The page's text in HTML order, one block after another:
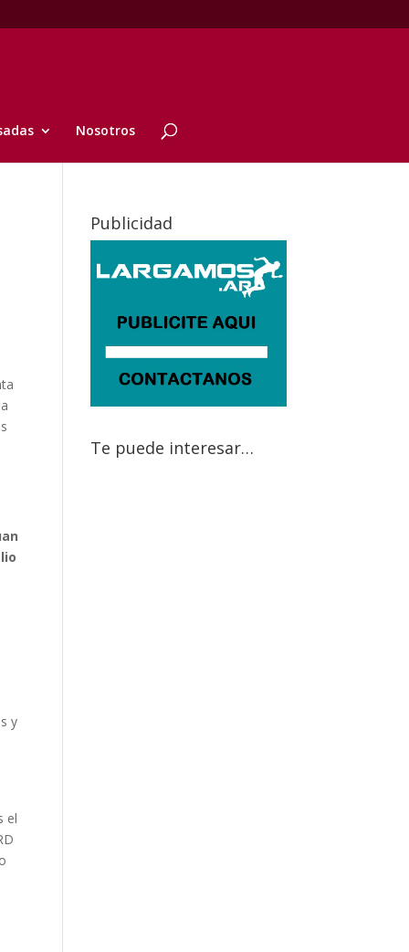
Nosotros
y
el
Publicidad
Te puede interesar…